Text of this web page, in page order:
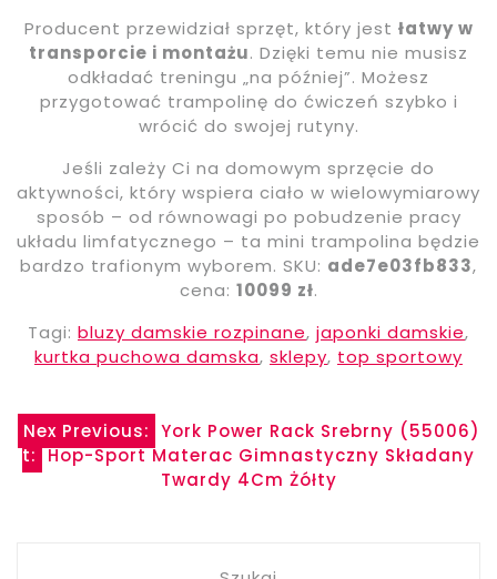
Producent przewidział sprzęt, który jest łatwy w
transporcie i montażu. Dzięki temu nie musisz
odkładać treningu „na później”. Możesz
przygotować trampolinę do ćwiczeń szybko i
wrócić do swojej rutyny.
Jeśli zależy Ci na domowym sprzęcie do
aktywności, który wspiera ciało w wielowymiarowy
sposób – od równowagi po pobudzenie pracy
układu limfatycznego – ta mini trampolina będzie
bardzo trafionym wyborem. SKU: ade7e03fb833,
cena: 10099 zł.
Tagi: bluzy damskie rozpinane, japonki damskie,
kurtka puchowa damska, sklepy, top sportowy
Nawigacja
wpisu
Previous: York Power Rack Srebrny (55006)
Nex
t: Hop-Sport Materac Gimnastyczny Składany
Twardy 4Cm Żółty